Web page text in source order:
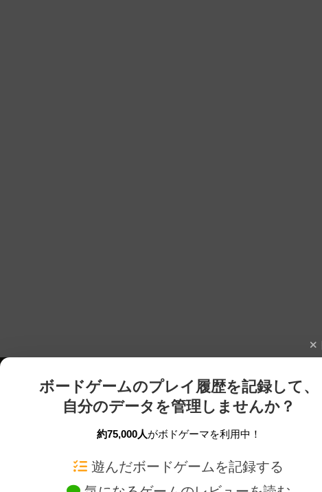
ボードゲームのプレイ履歴を記録して、
自分のデータを管理しませんか？
約75,000人がボドゲーマを利用中！
遊んだボードゲームを記録する